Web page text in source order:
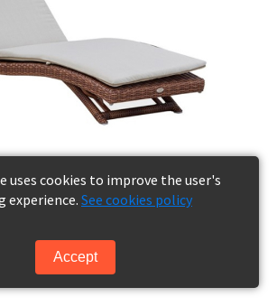
SOPHIE LEŻAK
uses cookies to improve the user's
experience.See cookies policy
Accept